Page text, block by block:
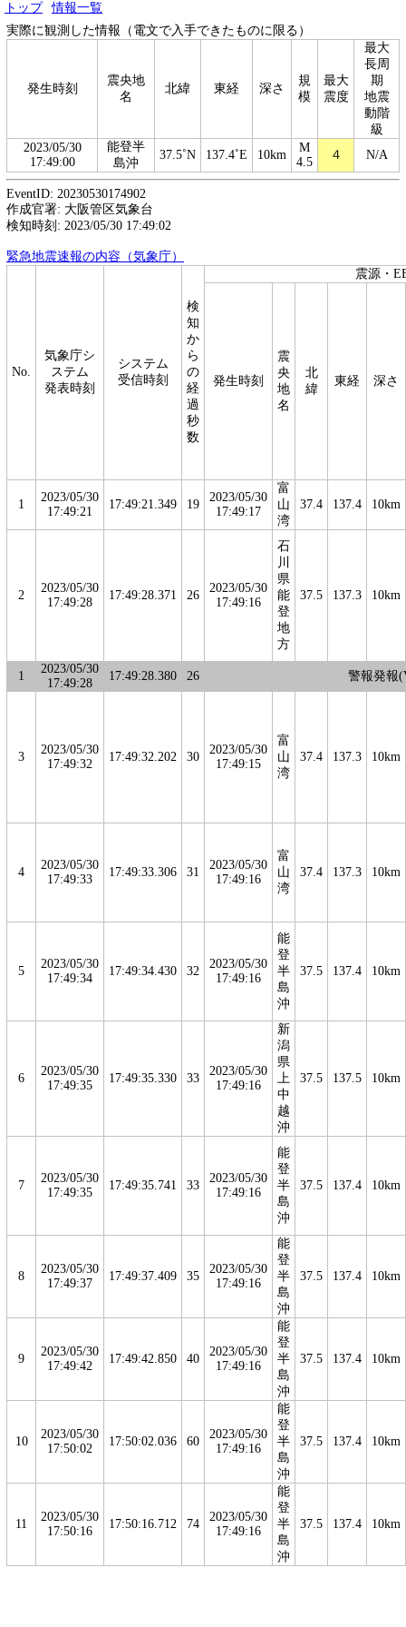
トップ
情報一覧
実際に観測した情報（電文で入手できたものに限る）
発生時刻
震央地
名
北緯 東経 深さ
規
模
最大
震度
最大
長周
期
地震
動階
級
2023/05/30
17:49:00
能登半
島沖
37.5˚N 137.4˚E 10km
M
4.5
４ N/A
EventID: 20230530174902
作成官署: 大阪管区気象台
検知時刻: 2023/05/30 17:49:02
緊急地震速報の内容（気象庁）
No.
気象庁シ
ステム
発表時刻
システム
受信時刻
検
知
か
ら
の
経
過
秒
数
震源・
発生時刻
震
央
地
名
北
緯
東経 深さ
1
2023/05/30
17:49:21
17:49:21.349 19
2023/05/30
17:49:17
富
山
湾
37.4 137.4 10km
2
2023/05/30
17:49:28
17:49:28.371 26
2023/05/30
17:49:16
石
川
県
能
登
地
方
37.5 137.3 10km
1
2023/05/30
17:49:28
17:49:28.380 26 警報発報
3
2023/05/30
17:49:32
17:49:32.202 30
2023/05/30
17:49:15
富
山
湾
37.4 137.3 10km
4
2023/05/30
17:49:33
17:49:33.306 31
2023/05/30
17:49:16
富
山
湾
37.4 137.3 10km
5
2023/05/30
17:49:34
17:49:34.430 32
2023/05/30
17:49:16
能
登
半
島
沖
37.5 137.4 10km
6
2023/05/30
17:49:35
17:49:35.330 33
2023/05/30
17:49:16
新
潟
県
上
中
越
沖
37.5 137.5 10km
7
2023/05/30
17:49:35
17:49:35.741 33
2023/05/30
17:49:16
能
登
半
島
沖
37.5 137.4 10km
8
2023/05/30
17:49:37
17:49:37.409 35
2023/05/30
17:49:16
能
登
半
島
沖
37.5 137.4 10km
9
2023/05/30
17:49:42
17:49:42.850 40
2023/05/30
17:49:16
能
登
半
島
沖
37.5 137.4 10km
10
2023/05/30
17:50:02
17:50:02.036 60
2023/05/30
17:49:16
能
登
半
島
沖
37.5 137.4 10km
11
2023/05/30
17:50:16
17:50:16.712 74
2023/05/30
17:49:16
能
登
半
島
沖
37.5 137.4 10km